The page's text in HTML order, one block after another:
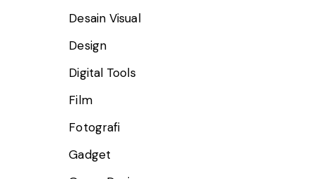
Desain Visual
Design
Digital Tools
Film
Fotografi
Gadget